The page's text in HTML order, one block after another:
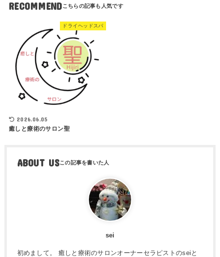
RECOMMEND
ドライヘッドスパ
2026.06.05
癒しと療術のサロン聖
ABOUT US
sei
初めまして。 癒しと療術のサロンオーナーセラピストのseiと